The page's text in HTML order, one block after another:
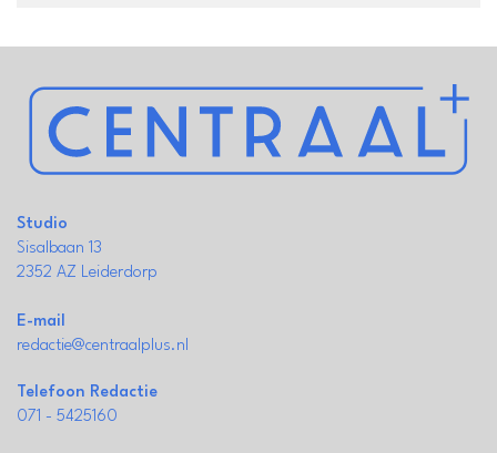
Studio
Sisalbaan 13
2352 AZ Leiderdorp
E-mail
redactie@centraalplus.nl
Telefoon Redactie
071 - 5425160